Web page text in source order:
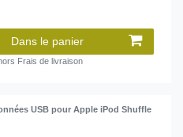
Dans le panier
Frais de livraison
USB pour Apple iPod Shuffle